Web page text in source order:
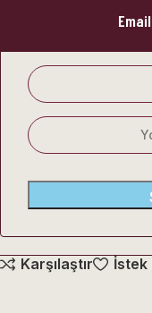
Karşılaştır İstek